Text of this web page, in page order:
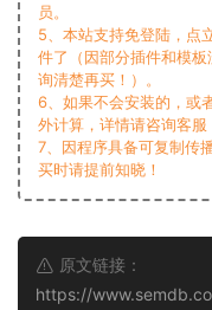
员。
5、本站支持免登陆，点
件了（因部分插件和模
询清楚再买！）。
6、如果不会安装的，或
外计算，详情请咨询客服
7、因程序具备可复制传
买时请提前知晓！
原文链接：
https://